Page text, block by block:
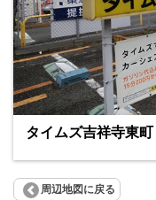
タイムズ吉祥寺東町
周辺地図に戻る